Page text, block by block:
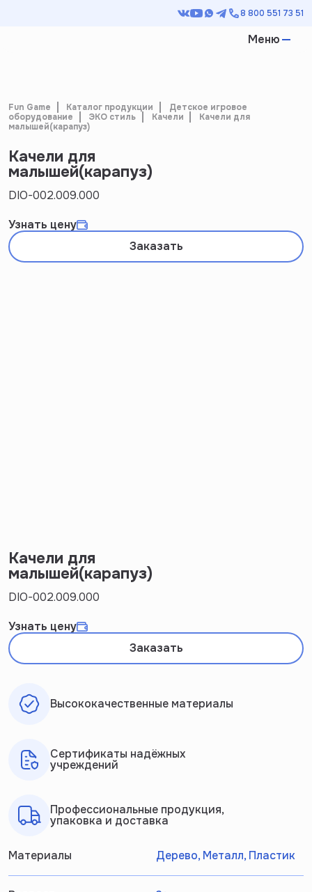
8 800 551 73 51
Меню
Fun Game Каталог продукции
Детское игровое
оборудование
ЭКО стиль Качели
Качели для
малышей(карапуз)
Качели для
малышей(карапуз)
DIO-002.009.000
Узнать цену
Заказать
Качели для
малышей(карапуз)
DIO-002.009.000
Узнать цену
Заказать
Высококачественные материалы
Сертификаты надёжных
учреждений
Профессиональные продукция,
упаковка и доставка
Материалы Дерево, Металл, Пластик